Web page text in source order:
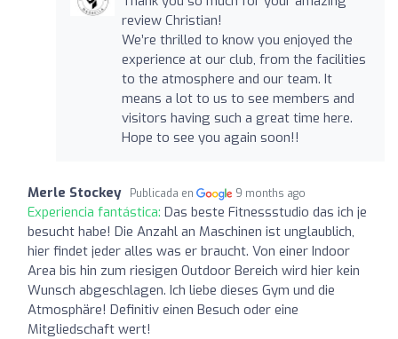
review Christian!
We’re thrilled to know you enjoyed the
experience at our club, from the facilities
to the atmosphere and our team. It
means a lot to us to see members and
visitors having such a great time here.
Hope to see you again soon!!
Merle Stockey Publicada en 9 months ago
Experiencia fantástica: Das beste Fitnessstudio das ich je
besucht habe! Die Anzahl an Maschinen ist unglaublich,
hier findet jeder alles was er braucht. Von einer Indoor
Area bis hin zum riesigen Outdoor Bereich wird hier kein
Wunsch abgeschlagen. Ich liebe dieses Gym und die
Atmosphäre! Definitiv einen Besuch oder eine
Mitgliedschaft wert!